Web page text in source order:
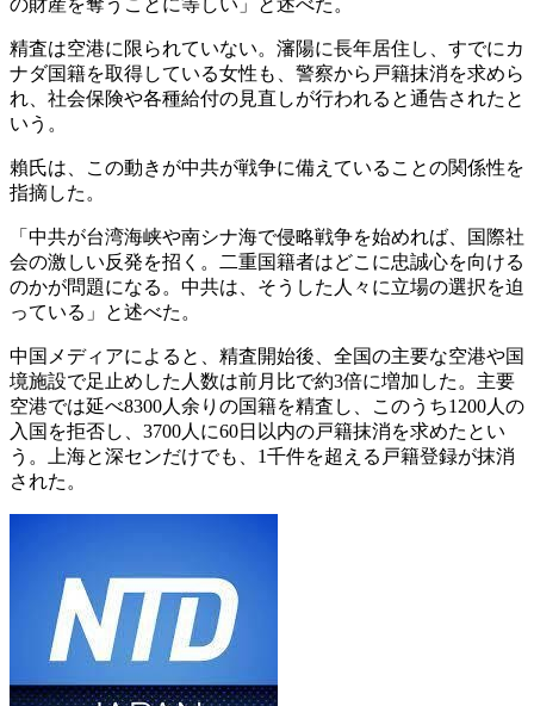
の財産を奪うことに等しい」と述べた。
精査は空港に限られていない。瀋陽に長年居住し、すでにカ
ナダ国籍を取得している女性も、警察から戸籍抹消を求めら
れ、社会保険や各種給付の見直しが行われると通告されたと
いう。
賴氏は、この動きが中共が戦争に備えていることの関係性を
指摘した。
「中共が台湾海峡や南シナ海で侵略戦争を始めれば、国際社
会の激しい反発を招く。二重国籍者はどこに忠誠心を向ける
のかが問題になる。中共は、そうした人々に立場の選択を迫
っている」と述べた。
中国メディアによると、精査開始後、全国の主要な空港や国
境施設で足止めした人数は前月比で約3倍に増加した。主要
空港では延べ8300人余りの国籍を精査し、このうち1200人の
入国を拒否し、3700人に60日以内の戸籍抹消を求めたとい
う。上海と深センだけでも、1千件を超える戸籍登録が抹消
された。